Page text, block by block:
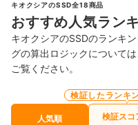
キオクシアのSSD全18商品
おすすめ人気ラン
キオクシアのSSDのランキ
グの算出ロジックについては
ご覧ください。
人気順
検証したランキ
検証スコ